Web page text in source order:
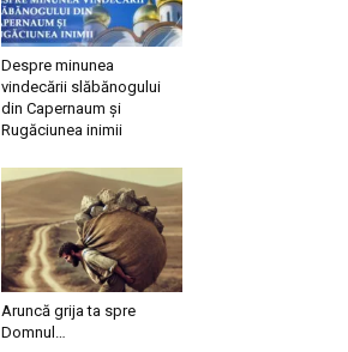
Despre minunea
vindecării slăbănogului
din Capernaum și
Rugăciunea inimii
Aruncă grija ta spre
Domnul…